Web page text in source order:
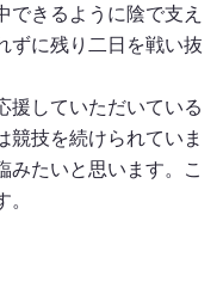
できるように陰で支え
ずに残り二日を戦い抜
援していただいている
競技を続けられていま
みたいと思います。こ